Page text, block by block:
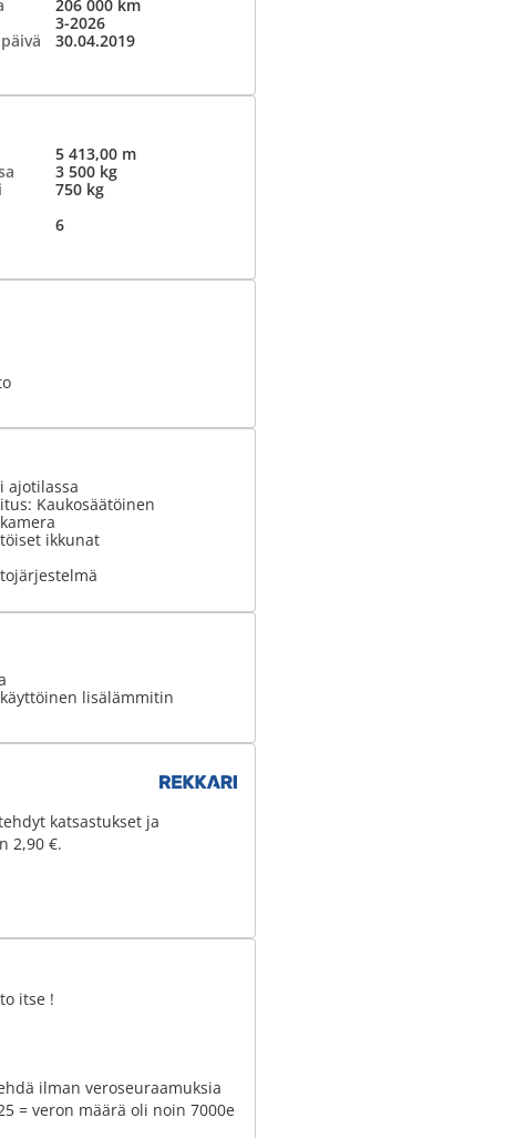
206 000 km
3-2026
30.04.2019
5 413,00 m
3 500 kg
750 kg
6
ajotilassa
Kaukosäätöinen
ikkunat
lisälämmitin
katsastukset ja
2,90 €.
itse !
ilman veroseuraamuksia
= veron määrä oli noin 7000e